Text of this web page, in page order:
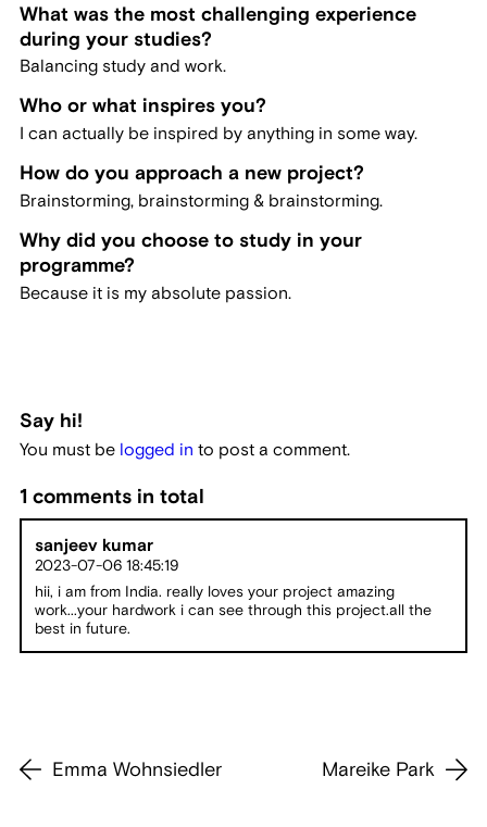
What was the most challenging experience
during your studies?
Balancing study and work.
Who or what inspires you?
I can actually be inspired by anything in some way.
How do you approach a new project?
Brainstorming, brainstorming & brainstorming.
Why did you choose to study in your
programme?
Because it is my absolute passion.
Say hi!
You must be logged in to post a comment.
1 comments in total
sanjeev kumar
2023-07-06 18:45:19
hii, i am from India. really loves your project amazing
work...your hardwork i can see through this project.all the
best in future.
Emma Wohnsiedler Mareike Park